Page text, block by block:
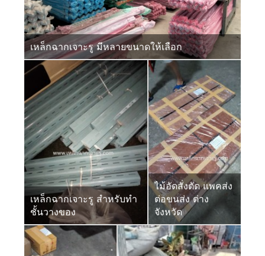
เหล็กฉากเจาะรู มีหลายขนาดให้เลือก
เหล็กฉากเจาะรู สำหรับทำ
ชั้นวางของ
ไม้อัดสั่งตัด แพคส่ง
ต่อขนส่ง ต่าง
จังหวัด